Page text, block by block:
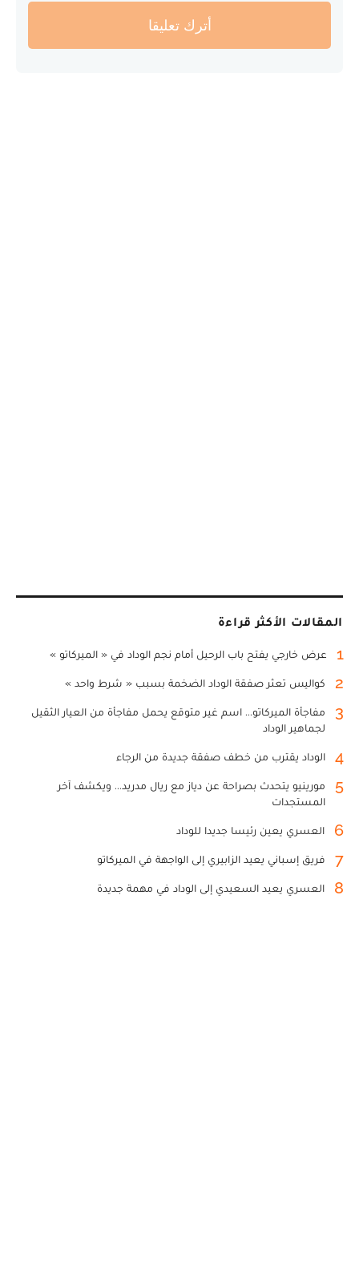
أترك تعليقا
المقالات الأكثر قراءة
1 عرض خارجي يفتح باب الرحيل أمام نجم الوداد في « الميركاتو »
2 كواليس تعثر صفقة الوداد الضخمة بسبب « شرط واحد »
3
مفاجأة الميركاتو... اسم غير متوقع يحمل مفاجأة من العيار الثقيل
لجماهير الوداد
4 الوداد يقترب من خطف صفقة جديدة من الرجاء
5
مورينيو يتحدث بصراحة عن دياز مع ريال مدريد... ويكشف آخر
المستجدات
6 العسري يعين رئيسا جديدا للوداد
7 فريق إسباني يعيد الزابيري إلى الواجهة في الميركاتو
8 العسري يعيد السعيدي إلى الوداد في مهمة جديدة